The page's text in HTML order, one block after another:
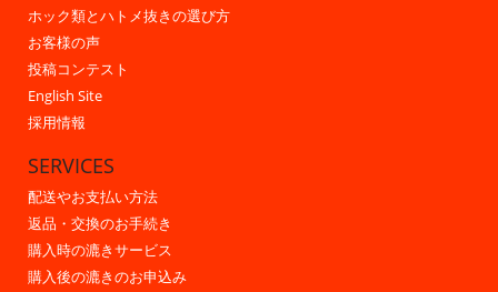
ホック類とハトメ抜きの選び方
お客様の声
投稿コンテスト
English Site
採用情報
SERVICES
配送やお支払い方法
返品・交換のお手続き
購入時の漉きサービス
購入後の漉きのお申込み